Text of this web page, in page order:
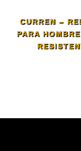
CURREN –
PARA